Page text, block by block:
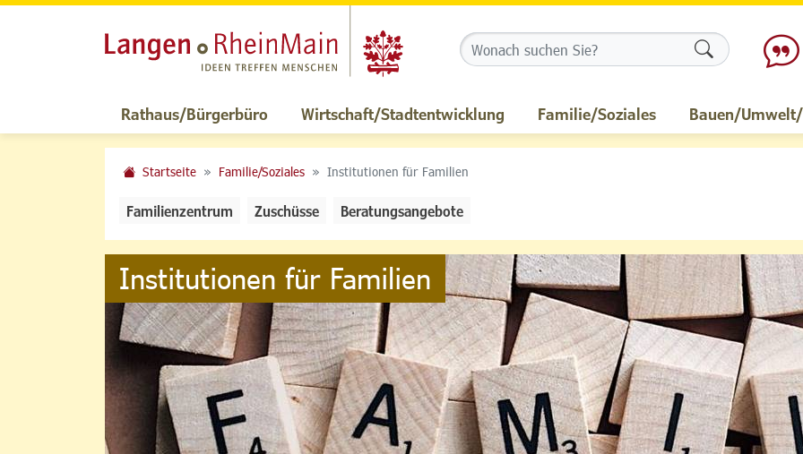
Rathaus/Bürgerbüro Wirtschaft/Stadtentwicklung Familie/Soziales Bauen/
Startseite Familie/Soziales Institutionen für Familien
Familienzentrum Zuschüsse Beratungsangebote
Institutionen für Familien